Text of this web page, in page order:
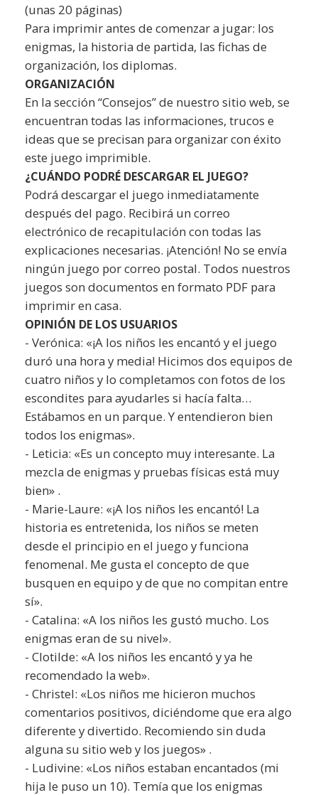
(unas 20 páginas)
Para imprimir antes de comenzar a jugar: los
enigmas, la historia de partida, las fichas de
organización, los diplomas.
ORGANIZACIÓN
En la sección “Consejos” de nuestro sitio web, se
encuentran todas las informaciones, trucos e
ideas que se precisan para organizar con éxito
este juego imprimible.
¿CUÁNDO PODRÉ DESCARGAR EL JUEGO?
Podrá descargar el juego inmediatamente
después del pago. Recibirá un correo
electrónico de recapitulación con todas las
explicaciones necesarias. ¡Atención! No se envía
ningún juego por correo postal. Todos nuestros
juegos son documentos en formato PDF para
imprimir en casa.
OPINIÓN DE LOS USUARIOS
- Verónica: «¡A los niños les encantó y el juego
duró una hora y media! Hicimos dos equipos de
cuatro niños y lo completamos con fotos de los
escondites para ayudarles si hacía falta…
Estábamos en un parque. Y entendieron bien
todos los enigmas».
- Leticia: «Es un concepto muy interesante. La
mezcla de enigmas y pruebas físicas está muy
bien» .
- Marie-Laure: «¡A los niños les encantó! La
historia es entretenida, los niños se meten
desde el principio en el juego y funciona
fenomenal. Me gusta el concepto de que
busquen en equipo y de que no compitan entre
sí».
- Catalina: «A los niños les gustó mucho. Los
enigmas eran de su nivel».
- Clotilde: «A los niños les encantó y ya he
recomendado la web».
- Christel: «Los niños me hicieron muchos
comentarios positivos, diciéndome que era algo
diferente y divertido. Recomiendo sin duda
alguna su sitio web y los juegos» .
- Ludivine: «Los niños estaban encantados (mi
hija le puso un 10). Temía que los enigmas